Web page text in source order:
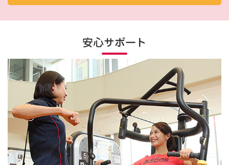
安心サポート